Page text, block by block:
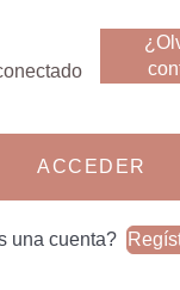
ACCEDER
una cuenta?